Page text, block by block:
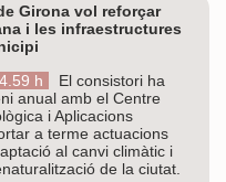
Girona vol reforçar
i les infraestructures
h
El consistori ha
anual amb el Centre
i Aplicacions
a terme actuacions
al canvi climàtic i
de la ciutat.